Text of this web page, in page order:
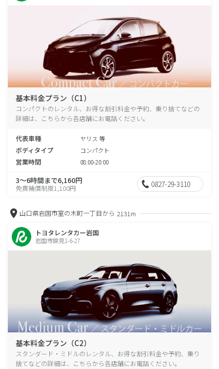
基本料金プラン（C1）
コンパクトのレンタル、お得な割引料金や予約、乗り捨てなどの
詳細は、こちらから各店舗にお電話ください。
代表車種 ヤリス 等
ボディタイプ コンパクト
営業時間 08:00-20:00
3～6時間まで6,160円
免責補償制度1,100円 0827-29-3110
山口県岩国市室の木町一丁目から 2131m
トヨタレンタカー岩国
岩国市錦見1-6-27
基本料金プラン（C2）
スタンダード・ミドルのレンタル、お得な割引料金や予約、乗り
捨てなどの詳細は、こちらから各店舗にお電話ください。